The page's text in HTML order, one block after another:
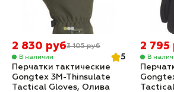
2 830 руб3 105 руб
В наличии
5
Перчатки тактические
Gongtex 3M-Thinsulate
Tactical Gloves, Олива
2 795
В